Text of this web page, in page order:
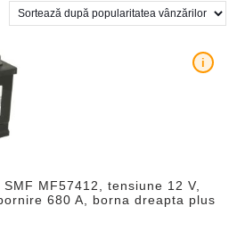
MF57412, tensiune 12 V,
680 A, borna dreapta plus
i